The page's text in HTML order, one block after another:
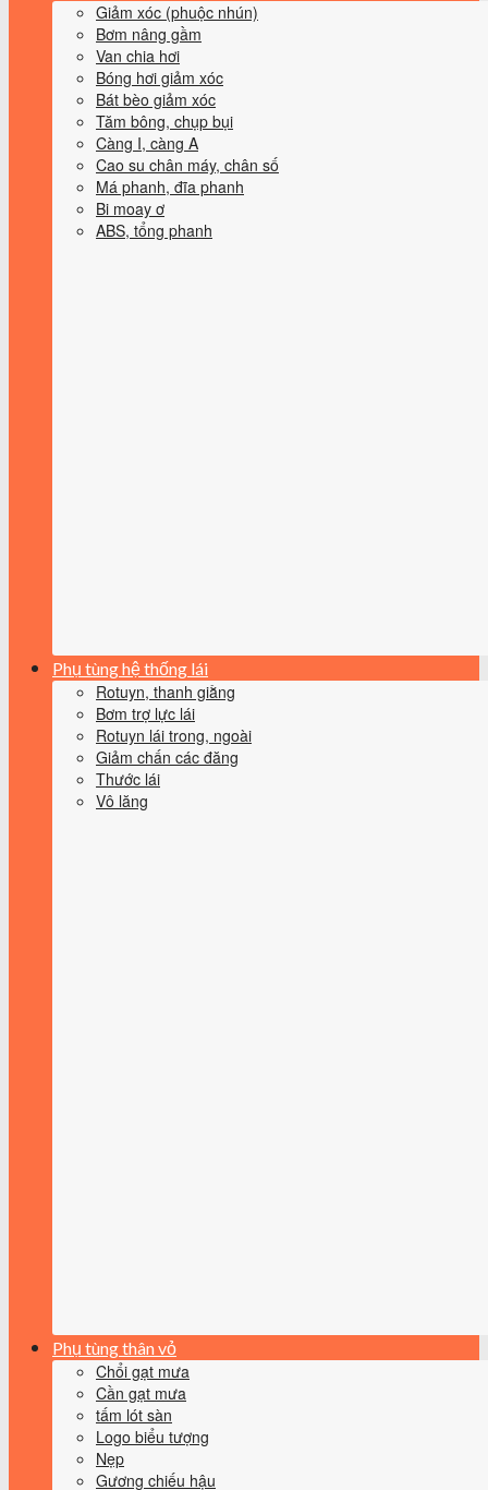
Giảm xóc (phuộc nhún)
Bơm nâng gầm
Van chia hơi
Bóng hơi giảm xóc
Bát bèo giảm xóc
Tăm bông, chụp bụi
Càng I, càng A
Cao su chân máy, chân số
Má phanh, đĩa phanh
Bi moay ơ
ABS, tổng phanh
Phụ tùng hệ thống lái
Rotuyn, thanh giằng
Bơm trợ lực lái
Rotuyn lái trong, ngoài
Giảm chấn các đăng
Thước lái
Vô lăng
Phụ tùng thân vỏ
Chổi gạt mưa
Cần gạt mưa
tấm lót sàn
Logo biểu tượng
Nẹp
Gương chiếu hậu